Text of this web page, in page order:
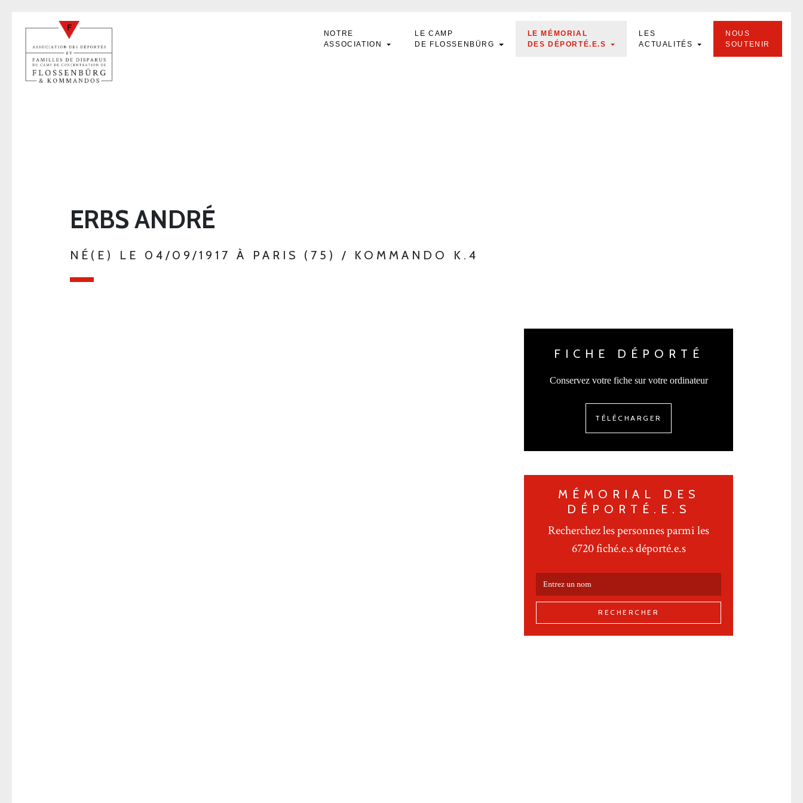
NOTRE
ASSOCIATION
LE CAMP
DE FLOSSENBÜRG
LE MÉMORIAL
DES DÉPORTÉ.E.S
LES
ACTUALITÉS
NOUS
SOUTENIR
ERBS ANDRÉ
NÉ(E) LE 04/09/1917 À PARIS (75) / KOMMANDO K.4
FICHE DÉPORTÉ
Conservez votre fiche sur votre ordinateur
TÉLÉCHARGER
MÉMORIAL DES
DÉPORTÉ.E.S
Recherchez les personnes parmi les
6720 fiché.e.s déporté.e.s
RECHERCHER